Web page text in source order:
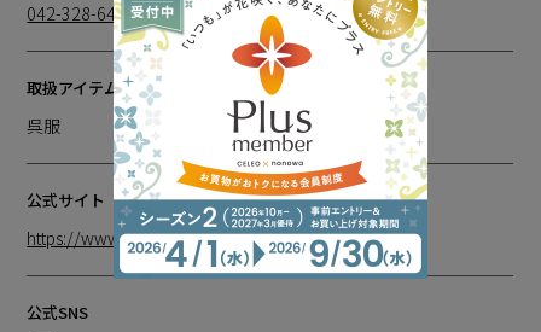
042-328-6441
取扱アイテム
呉服
公式サイト
https://www.kimono-yamato.co.jp/
公式SNS